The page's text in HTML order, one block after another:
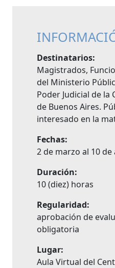
Destinatarios:
Magistrados,
del Ministerio
Poder Judicial de la
de Buenos Aires.
interesado en la
Fechas:
2 de marzo al 10
Duración:
10 (diez) horas
Regularidad:
aprobación de
obligatoria
Lugar:
Aula Virtual del